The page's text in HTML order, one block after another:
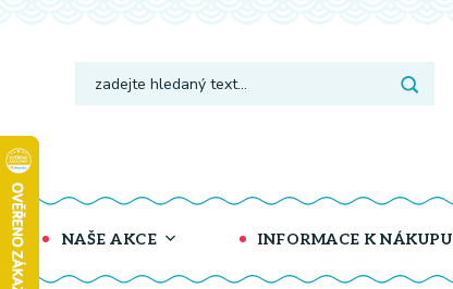
NAŠE AKCE INFORMACE K NÁKUPU